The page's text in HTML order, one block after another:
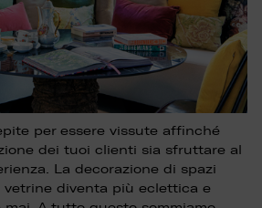
per essere vissute affinché
dei tuoi clienti sia sfruttare al
La decorazione di spazi
vetrine diventa più eclettica e